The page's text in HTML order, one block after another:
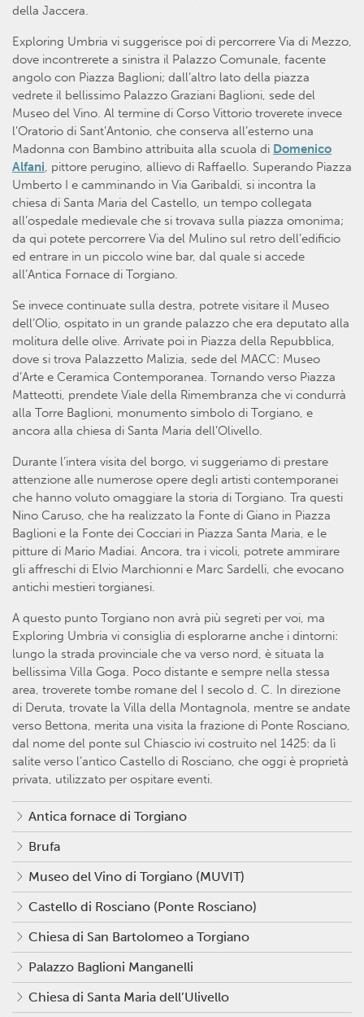
della Jaccera.
Exploring Umbria vi suggerisce poi di percorrere Via di Mezzo,
dove incontrerete a sinistra il Palazzo Comunale, facente
angolo con Piazza Baglioni; dall’altro lato della piazza
vedrete il bellissimo Palazzo Graziani Baglioni, sede del
Museo del Vino. Al termine di Corso Vittorio troverete invece
l’Oratorio di Sant’Antonio, che conserva all’esterno una
Madonna con Bambino attribuita alla scuola di Domenico
Alfani, pittore perugino, allievo di Raffaello. Superando Piazza
Umberto I e camminando in Via Garibaldi, si incontra la
chiesa di Santa Maria del Castello, un tempo collegata
all’ospedale medievale che si trovava sulla piazza omonima;
da qui potete percorrere Via del Mulino sul retro dell’edificio
ed entrare in un piccolo wine bar, dal quale si accede
all’Antica Fornace di Torgiano.
Se invece continuate sulla destra, potrete visitare il Museo
dell’Olio, ospitato in un grande palazzo che era deputato alla
molitura delle olive. Arrivate poi in Piazza della Repubblica,
dove si trova Palazzetto Malizia, sede del MACC: Museo
d’Arte e Ceramica Contemporanea. Tornando verso Piazza
Matteotti, prendete Viale della Rimembranza che vi condurrà
alla Torre Baglioni, monumento simbolo di Torgiano, e
ancora alla chiesa di Santa Maria dell’Olivello.
Durante l’intera visita del borgo, vi suggeriamo di prestare
attenzione alle numerose opere degli artisti contemporanei
che hanno voluto omaggiare la storia di Torgiano. Tra questi
Nino Caruso, che ha realizzato la Fonte di Giano in Piazza
Baglioni e la Fonte dei Cocciari in Piazza Santa Maria, e le
pitture di Mario Madiai. Ancora, tra i vicoli, potrete ammirare
gli affreschi di Elvio Marchionni e Marc Sardelli, che evocano
antichi mestieri torgianesi.
A questo punto Torgiano non avrà più segreti per voi, ma
Exploring Umbria vi consiglia di esplorarne anche i dintorni:
lungo la strada provinciale che va verso nord, è situata la
bellissima Villa Goga. Poco distante e sempre nella stessa
area, troverete tombe romane del I secolo d. C. In direzione
di Deruta, trovate la Villa della Montagnola, mentre se andate
verso Bettona, merita una visita la frazione di Ponte Rosciano,
dal nome del ponte sul Chiascio ivi costruito nel 1425: da lì
salite verso l’antico Castello di Rosciano, che oggi è proprietà
privata, utilizzato per ospitare eventi.
Antica fornace di Torgiano
Brufa
Museo del Vino di Torgiano (MUVIT)
Castello di Rosciano (Ponte Rosciano)
Chiesa di San Bartolomeo a Torgiano
Palazzo Baglioni Manganelli
Chiesa di Santa Maria dell’Ulivello